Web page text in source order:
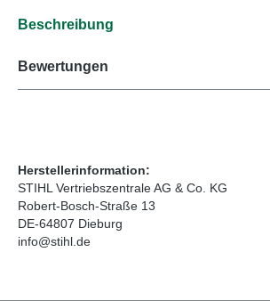
Beschreibung
Bewertungen
Herstellerinformation:
STIHL Vertriebszentrale AG & Co. KG
Robert-Bosch-Straße 13
DE-64807 Dieburg
info@stihl.de